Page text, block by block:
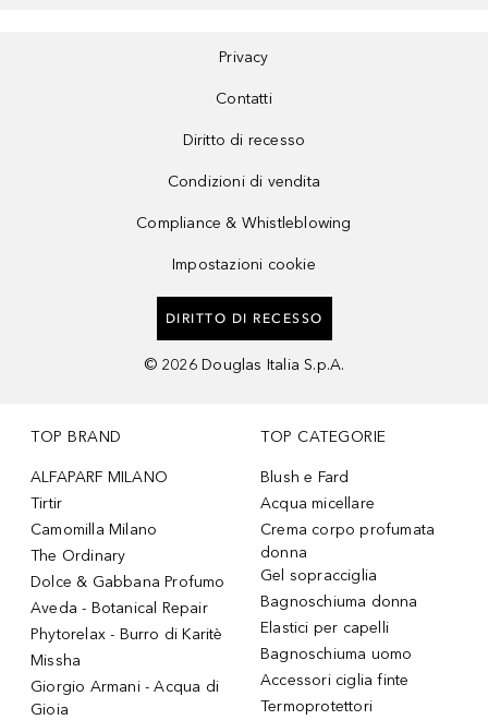
Privacy
Contatti
Diritto di recesso
Condizioni di vendita
Compliance & Whistleblowing
Impostazioni cookie
DIRITTO DI RECESSO
© 2026 Douglas Italia S.p.A.
TOP BRAND
ALFAPARF MILANO
Tirtir
Camomilla Milano
The Ordinary
Dolce & Gabbana Profumo
Aveda - Botanical Repair
Phytorelax - Burro di Karitè
Missha
Giorgio Armani - Acqua di
Gioia
TOP CATEGORIE
Blush e Fard
Acqua micellare
Crema corpo profumata
donna
Gel sopracciglia
Bagnoschiuma donna
Elastici per capelli
Bagnoschiuma uomo
Accessori ciglia finte
Termoprotettori